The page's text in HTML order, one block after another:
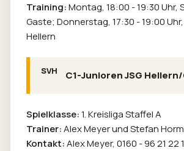
Training:Montag, 18:00 - 19:30 Uhr,
Gaste; Donnerstag, 17:30 - 19:00
Hellern
C1-Junioren JSG Hellern/
Spielklasse:1. Kreisliga Staffel A
Trainer:Alex Meyer und Stefan
Kontakt:Alex Meyer, 0160 - 96 21 22